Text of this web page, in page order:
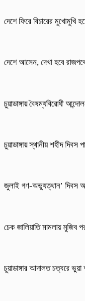
দেশে ফিরে বিচারের
দেশে আসেন, দেখা হবে
চুয়াডাঙ্গায় বৈষম্যবিরোধী
চুয়াডাঙ্গায় স্থানীয় শহীদ দিবস
জুলাই গণ-অভ্যুত্থান’ দিবস
চেক জালিয়াতি মামলায় মুজিব
চুয়াডাঙ্গার আদালত চত্বরে